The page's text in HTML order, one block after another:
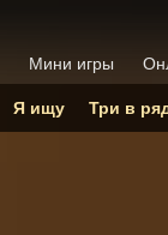
Мини игры
Я ищу Три в